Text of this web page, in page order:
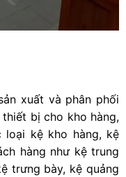
xuất và phân phối
bị cho kho hàng,
kệ kho hàng, kệ
hàng như kệ trung
trưng bày, kệ quảng